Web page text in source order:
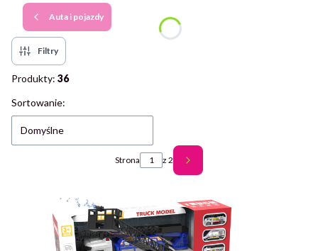
Auta i pojazdy
Filtry
Produkty: 36
Lista produktów
Sortowanie:
Domyślne
Strona z 2 Następne produkty